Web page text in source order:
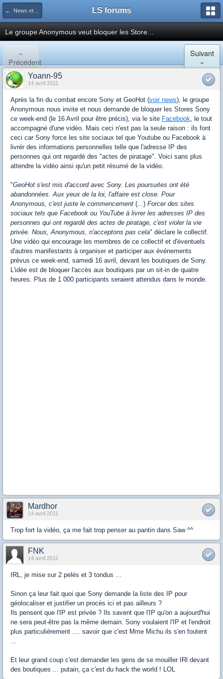
← News et actualités postées sur LS LS forums
Le groupe Anonymous veut bloquer les Store...
«
Précédent
Suivant
»
Yoann-95
14 avril 2011
Après la fin du combat encore Sony et GeoHot (voir news), le groupe
Anonymous nous invite et nous demande de bloquer les Stores Sony
ce week-end (le 16 Avril pour être précis), via le site Facebook, le tout
accompagné d'une vidéo. Mais ceci n'est pas la seule raison : ils font
ceci car Sony force les site sociaux tel que Youtube ou Facebook à
livrér des informations personnelles telle que l'adresse IP des
personnes qui ont regardé des "actes de piratage". Voici sans plus
attendre la vidéo ainsi qu'un petit résumé de la vidéo.
"GeoHot s'est mis d'accord avec Sony. Les poursuites ont été
abandonnées. Aux yeux de la loi, l'affaire est close. Pour
Anonymous, c'est juste le commencement (...) Forcer des sites
sociaux tels que Facebook ou YouTube à livrer les adresses IP des
personnes qui ont regardé des actes de piratage, c'est violer la vie
privée. Nous, Anonymous, n'acceptons pas cela" déclare le collectif.
Une vidéo qui encourage les membres de ce collectif et d'éventuels
d'autres manifestants à organiser et participer aux événements
prévus ce week-end, samedi 16 avril, devant les boutiques de Sony.
L'idée est de bloquer l'accès aux boutiques par un sit-in de quatre
heures. Plus de 1 000 participants seraient attendus dans le monde.
Mardhor
14 avril 2011
Trop fort la vidéo, ça me fait trop penser au pantin dans Saw ^^
FNK
14 avril 2011
IRL, je mise sur 2 pelés et 3 tondus ...
Sinon ça leur fait quoi que Sony demande la liste des IP pour
géolocaliser et justifier un procès ici et pas ailleurs ?
Ils pensent que l'IP est privée ? Ils savent que l'IP qu'on a aujourd'hui
ne sera peut-être pas la même demain. Sony voulaient l'IP et l'endroit
plus particulièrement .... savoir que c'est Mme Michu ils s'en foutent
...
Et leur grand coup c'est demander les gens de se mouiller IRl devant
des boutiques ... putain, ça c'est du hack the world ! LOL